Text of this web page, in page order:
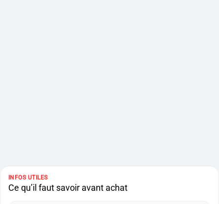
INFOS UTILES
Ce qu’il faut savoir avant achat